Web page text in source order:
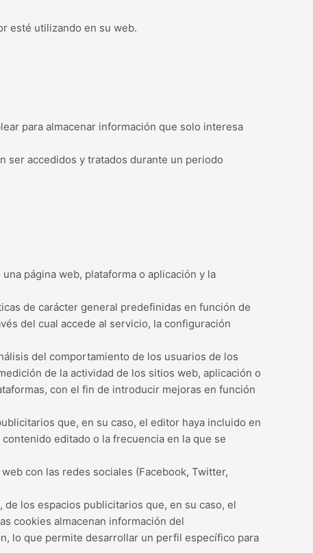
esté utilizando en su web.
para almacenar información que solo interesa
ser accedidos y tratados durante un periodo
página web, plataforma o aplicación y la
de carácter general predefinidas en función de
del cual accede al servicio, la configuración
del comportamiento de los usuarios de los
de la actividad de los sitios web, aplicación o
con el fin de introducir mejoras en función
que, en su caso, el editor haya incluido en
editado o la frecuencia en la que se
con las redes sociales (Facebook, Twitter,
los espacios publicitarios que, en su caso, el
cookies almacenan información del
lo que permite desarrollar un perfil específico para